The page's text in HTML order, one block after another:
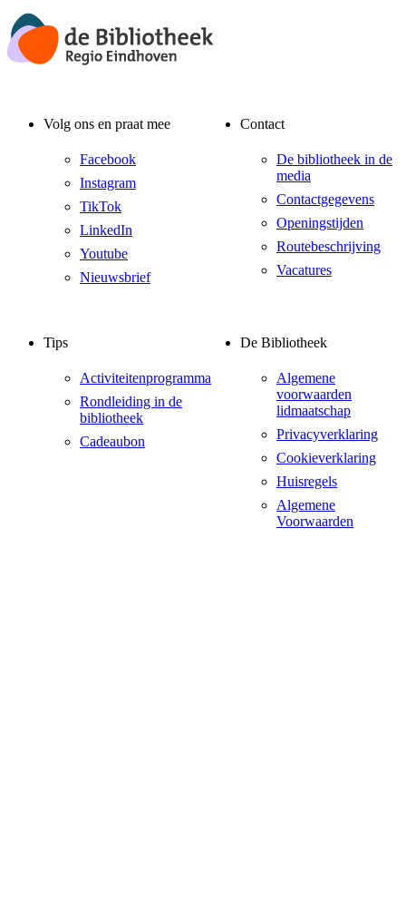
Volg ons en praat mee
Facebook
Instagram
TikTok
LinkedIn
Youtube
Nieuwsbrief
Contact
De bibliotheek in de
media
Contactgegevens
Openingstijden
Routebeschrijving
Vacatures
Tips
Activiteitenprogramma
Rondleiding in de
bibliotheek
Cadeaubon
De Bibliotheek
Algemene
voorwaarden
lidmaatschap
Privacyverklaring
Cookieverklaring
Huisregels
Algemene
Voorwaarden